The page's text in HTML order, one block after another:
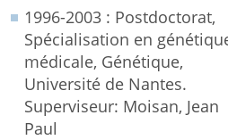
1996-2003 : Postdoctorat,
Spécialisation en
médicale, Génétique,
Université de Nantes.
Superviseur: Moisan, Jean
Paul